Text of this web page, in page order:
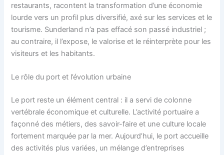
restaurants, racontent la transformation d’une économie
lourde vers un profil plus diversifié, axé sur les services et le
tourisme. Sunderland n’a pas effacé son passé industriel ;
au contraire, il l’expose, le valorise et le réinterprète pour les
visiteurs et les habitants.
Le rôle du port et l’évolution urbaine
Le port reste un élément central : il a servi de colonne
vertébrale économique et culturelle. L’activité portuaire a
façonné des métiers, des savoir-faire et une culture locale
fortement marquée par la mer. Aujourd’hui, le port accueille
des activités plus variées, un mélange d’entreprises